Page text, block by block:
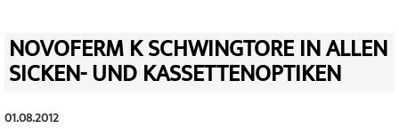
NOVOFERM K SCHWINGTORE IN ALLEN
SICKEN- UND KASSETTENOPTIKEN
01.08.2012